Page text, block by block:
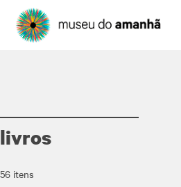
livros
56 itens